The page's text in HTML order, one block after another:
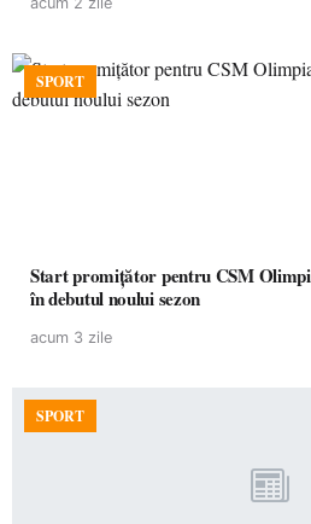
SPORT
Start promițător pentru CSM
în debutul noului sezon
acum 3 zile
SPORT